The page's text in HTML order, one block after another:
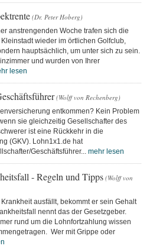
(Dr. Peter Hoberg)
anstrengenden Woche trafen sich die
wieder im örtlichen Golfclub,
hauptsächlich, um unter sich zu sein.
und wurden von Ihrer
lesen
(Wolff von Rechenberg)
entkommen? Kein Problem
sie gleichzeitig Gesellschafter des
ist eine Rückkehr in die
(GKV). Lohn1x1.de hat
Geschäftsführer... mehr lesen
- Regeln und Tipps (Wolff von
ausfällt, bekommt er sein Gehalt
nennt das der Gesetzgeber.
rund um die Lohnfortzahlung wissen
Wer mit Grippe oder